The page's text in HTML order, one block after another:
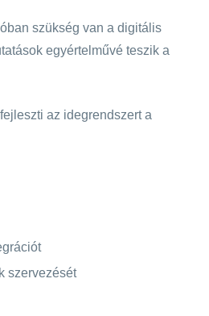
szükség van a digitális
egyértelművé teszik a
az idegrendszert a
szervezését